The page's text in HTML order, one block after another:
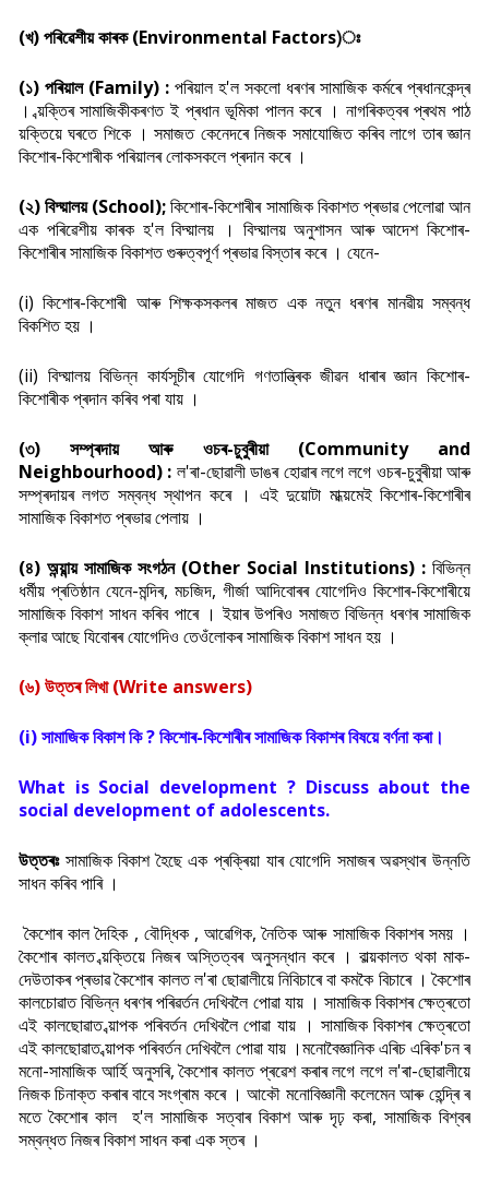
(খ) পৰিৱেশীয় কাৰক (Environmental Factors)ঃ
(১) পৰিয়াল (Family) : পৰিয়াল হ'ল সকলো ধৰণৰ সামাজিক কৰ্মৰে প্ৰধানকেন্দ্ৰ
। ব্য়ক্তিৰ সামাজিকীকৰণত ই প্ৰধান ভূমিকা পালন কৰে । নাগৰিকত্বৰ প্ৰথম পাঠ
ব্য়ক্তিয়ে ঘৰতে শিকে । সমাজত কেনেদৰে নিজক সমাযোজিত কৰিব লাগে তাৰ জ্ঞান
কিশোৰ-কিশোৰীক পৰিয়ালৰ লোকসকলে প্ৰদান কৰে ।
(২) বিদ্য়ালয় (School);কিশোৰ-কিশোৰীৰ সামাজিক বিকাশত প্ৰভাৱ পেলোৱা আন
এক পৰিৱেশীয় কাৰক হ'ল বিদ্য়ালয় । বিদ্য়ালয় অনুশাসন আৰু আদেশ কিশোৰ-
কিশোৰীৰ সামাজিক বিকাশত গুৰুত্বপূৰ্ণ প্ৰভাৱ বিস্তাৰ কৰে । যেনে-
(i) কিশোৰ-কিশোৰী আৰু শিক্ষকসকলৰ মাজত এক নতুন ধৰণৰ মানৱীয় সম্বন্ধ
বিকশিত হয় ।
(ii) বিদ্য়ালয় বিভিন্ন কাৰ্যসূচীৰ যোগেদি গণতান্ত্ৰিক জীৱন ধাৰাৰ জ্ঞান কিশোৰ-
কিশোৰীক প্ৰদান কৰিব পৰা যায় ।
(৩) সম্প্ৰদায় আৰু ওচৰ-চুবুৰীয়া (Community and
Neighbourhood) : ল'ৰা-ছোৱালী ডাঙৰ হোৱাৰ লগে লগে ওচৰ-চুবুৰীয়া আৰু
সম্প্ৰদায়ৰ লগত সম্বন্ধ স্থাপন কৰে । এই দুয়োটা মাধ্য়মেই কিশোৰ-কিশোৰীৰ
সামাজিক বিকাশত প্ৰভাৱ পেলায় ।
(৪) অন্য়ান্য় সামাজিক সংগঠন (Other Social Institutions) : বিভিন্ন
ধৰ্মীয় প্ৰতিষ্ঠান যেনে-মন্দিৰ, মচজিদ, গীৰ্জা আদিবোৰৰ যোগেদিও কিশোৰ-কিশোৰীয়ে
সামাজিক বিকাশ সাধন কৰিব পাৰে । ইয়াৰ উপৰিও সমাজত বিভিন্ন ধৰণৰ সামাজিক
ক্লাৱ আছে যিবোৰৰ যোগেদিও তেওঁলোকৰ সামাজিক বিকাশ সাধন হয় ।
(৬) উত্তৰ লিখা (Write answers)
(i) সামাজিক বিকাশ কি ? কিশোৰ-কিশোৰীৰ সামাজিক বিকাশৰ বিষয়ে বৰ্ণনা কৰা।
What is Social development ? Discuss about the
social development of adolescents.
উত্তৰঃ সামাজিক বিকাশ হৈছে এক প্ৰক্ৰিয়া যাৰ যোগেদি সমাজৰ অৱস্থাৰ উন্নতি
সাধন কৰিব পাৰি ।
কৈশোৰ কাল দৈহিক , বৌদ্ধিক , আৱেগিক, নৈতিক আৰু সামাজিক বিকাশৰ সময় ।
কৈশোৰ কালত ব্য়ক্তিয়ে নিজৰ অস্তিত্বৰ অনুসন্ধান কৰে । বাল্য়কালত থকা মাক-
দেউতাকৰ প্ৰভাৱ কৈশোৰ কালত ল'ৰা ছোৱালীয়ে নিবিচাৰে বা কমকৈ বিচাৰে । কৈশোৰ
কালচোৱাত বিভিন্ন ধৰণৰ পৰিৱৰ্তন দেখিবলৈ পোৱা যায় । সামাজিক বিকাশৰ ক্ষেত্ৰতো
এই কালছোৱাত ব্য়াপক পৰিবৰ্তন দেখিবলৈ পোৱা যায় । সামাজিক বিকাশৰ ক্ষেত্ৰতো
এই কালছোৱাত ব্য়াপক পৰিবৰ্তন দেখিবলৈ পোৱা যায় ।মনোবৈজ্ঞানিক এৰিচ এৰিক'চন ৰ
মনো-সামাজিক আৰ্হি অনুসৰি, কৈশোৰ কালত প্ৰৱেশ কৰাৰ লগে লগে ল'ৰা-ছোৱালীয়ে
নিজক চিনাক্ত কৰাৰ বাবে সংগ্ৰাম কৰে । আকৌ মনোবিজ্ঞানী কলেমেন আৰু হেন্দ্ৰি ৰ
মতে কৈশোৰ কাল হ'ল সামাজিক সত্বাৰ বিকাশ আৰু দৃঢ় কৰা, সামাজিক বিশ্বৰ
সম্বন্ধত নিজৰ বিকাশ সাধন কৰা এক স্তৰ ।